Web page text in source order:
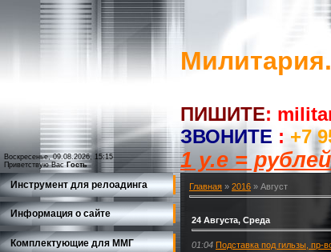
Воскресенье, 09.08.2026, 15:15
Приветствую Вас Гость
ПИШИТЕ:
ЗВОНИТЕ : +7
1 у.е = рублей
Инструмент для релоадинга
Информация о сайте
Комплектующие для ММГ
Главная » 2016 » Август
24 Августа, Среда
01:04 Подставка под гильзы, пр-